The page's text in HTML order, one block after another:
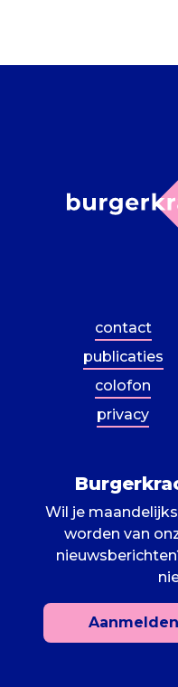
contact
publicaties
colofon
privacy
Wil je
worden van